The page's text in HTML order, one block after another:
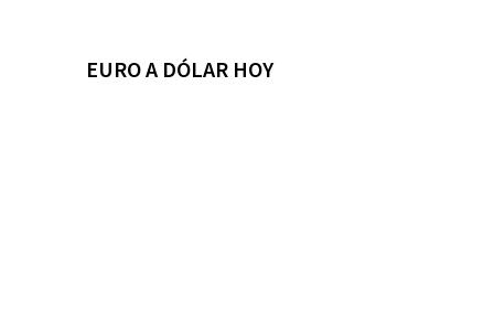
EURO A DÓLAR HOY